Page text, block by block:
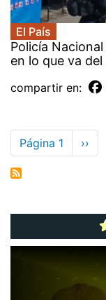
El País
Policía
en lo que va
compartir en:
Paginación
Página 1 ››